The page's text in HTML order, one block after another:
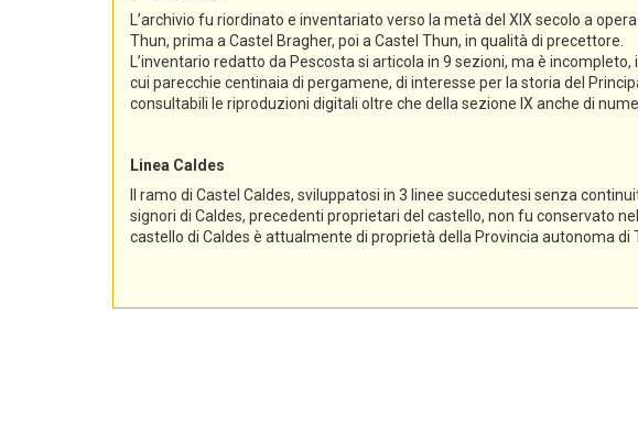
L’archivio fu riordinato e inventariato verso la metà del XIX secolo a
Thun, prima a Castel Bragher, poi a Castel Thun, in qualità di precettore.
L’inventario redatto da Pescosta si articola in 9 sezioni, ma è
cui parecchie centinaia di pergamene, di interesse per la storia del
consultabili le riproduzioni digitali oltre che della sezione IX anche di
Linea Caldes
Il ramo di Castel Caldes, sviluppatosi in 3 linee succedutesi senza
signori di Caldes, precedenti proprietari del castello, non fu conservato
castello di Caldes è attualmente di proprietà della Provincia autonoma di